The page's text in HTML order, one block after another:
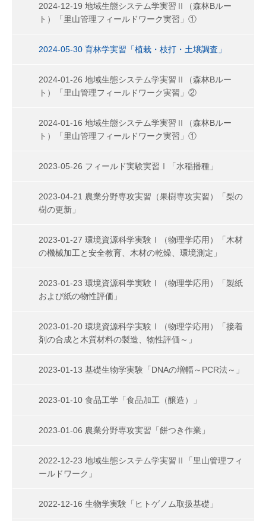
2024-12-19 地域生態システム学実習Ⅱ（森林Bルー
ト）「里山管理フィールドワーク実習」①
2024-05-30 育林学実習「植栽・枝打・土壌調査」
2024-01-26 地域生態システム学実習Ⅱ（森林Bルー
ト）「里山管理フィールドワーク実習」②
2024-01-16 地域生態システム学実習Ⅱ（森林Bルー
ト）「里山管理フィールドワーク実習」①
2023-05-26 フィールド実験実習Ⅰ「水稲播種」
2023-04-21 農業分野専攻実習（果樹専攻実習）「梨の
樹の更新」
2023-01-27 環境資源科学実験Ⅰ（物理学応用）「木材
の機械加工と安全教育、木材の乾燥、環境測定」
2023-01-23 環境資源科学実験Ⅰ（物理学応用）「製紙
および紙の物性評価」
2023-01-20 環境資源科学実験Ⅰ（物理学応用）「接着
剤の合成と木質材料の製造、物性評価～」
2023-01-13 基礎生物学実験「DNAの増幅～PCR法～」
2023-01-10 食品工学「食品加工（醸造）」
2023-01-06 農業分野専攻実習「餅つき作業」
2022-12-23 地域生態システム学実習Ⅱ「里山管理フィ
ールドワーク」
2022-12-16 生物学実験「ヒトゲノム取扱基礎」